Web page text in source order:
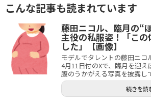
こんな記事も読まれています
藤田ニコル、臨月の“
主役の私服姿！「この
した」【画像】
モデルでタレントの藤田ニコ
4月11日付のXで、臨月を迎
腹のうかがえる写真を披露し
続きを読